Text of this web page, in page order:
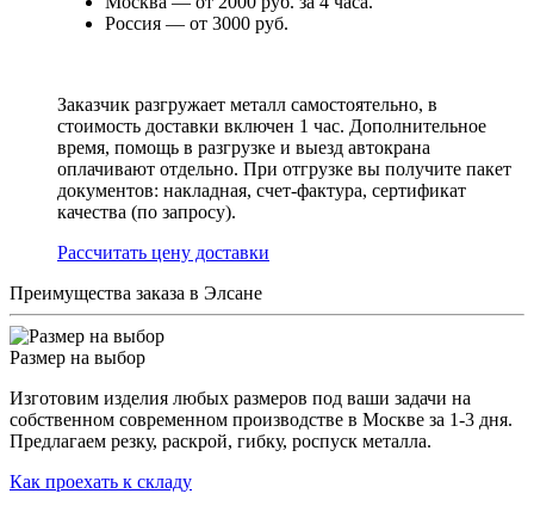
Россия — от 3000 руб.
Заказчик разгружает металл самостоятельно, в
стоимость доставки включен 1 час. Дополнительное
время, помощь в разгрузке и выезд автокрана
оплачивают отдельно. При отгрузке вы получите пакет
документов: накладная, счет-фактура, сертификат
качества (по запросу).
Раcсчитать цену доставки
Преимущества заказа в Элсане
Размер на выбор
Изготовим изделия любых размеров под ваши задачи на
собственном современном производстве в Москве за 1-3 дня.
Предлагаем резку, раскрой, гибку, роспуск металла.
Как проехать к складу